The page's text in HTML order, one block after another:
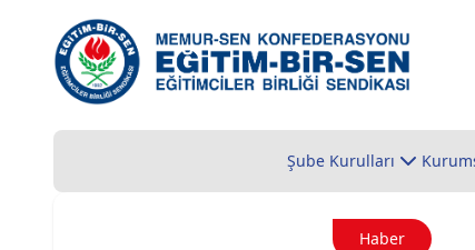
Şube Kurulları
Haber